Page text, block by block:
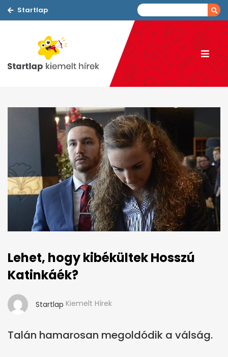
Startlap
Lehet, hogy kibékültek Hosszú
Katinkáék?
Startlap Kiemelt Hírek
Talán hamarosan megoldódik a válság.